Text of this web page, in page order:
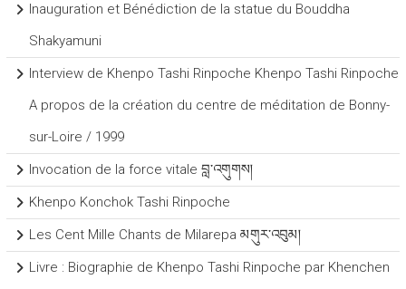
Inauguration et Bénédiction de la statue du Bouddha
Shakyamuni
Interview de Khenpo Tashi Rinpoche Khenpo Tashi Rinpoche
A propos de la création du centre de méditation de Bonny-
sur-Loire / 1999
Invocation de la force vitale བླ་འགུགས།
Khenpo Konchok Tashi Rinpoche
Les Cent Mille Chants de Milarepa མགུར་འབུམ།
Livre : Biographie de Khenpo Tashi Rinpoche par Khenchen